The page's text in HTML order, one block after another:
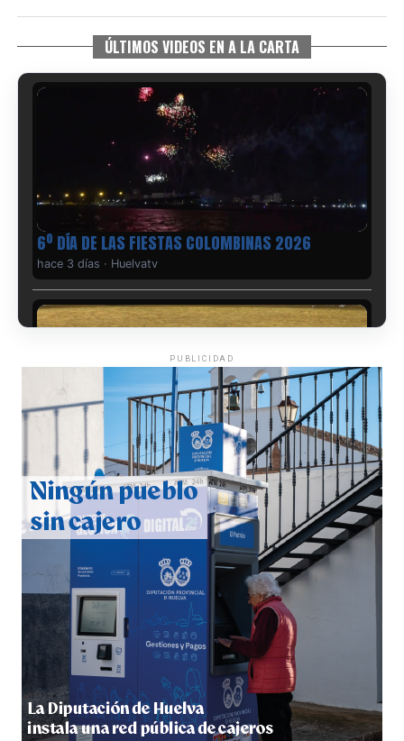
ÚLTIMOS VIDEOS EN A LA CARTA
6º DÍA DE LAS FIESTAS COLOMBINAS 2026
hace 3 días · Huelvatv
QUINTA CORRIDA DE LAS FIESTAS COLOMBINAS
2026
hace 4 días·Huelvatv
5º DÍA DE LAS FIESTAS COLOMBINAS 2026
hace 4 días·Huelvatv
PUBLICIDAD